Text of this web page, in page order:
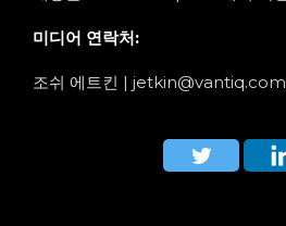
미디어 연락처:
조쉬 에트킨 | jetkin@vantiq.com